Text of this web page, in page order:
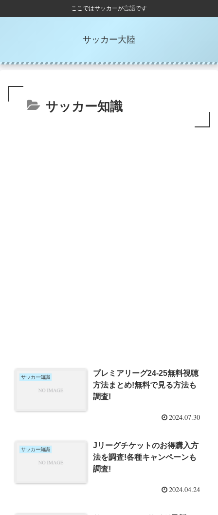
ここではサッカーが言語です
サッカー大陸
サッカー知識
サッカー知識
プレミアリーグ24-25無料視聴
方法まとめ!無料で見る方法も
調査!
2024.07.30
サッカー知識
Jリーグチケットのお得購入方
法を調査!各種キャンペーンも
調査!
2024.04.24